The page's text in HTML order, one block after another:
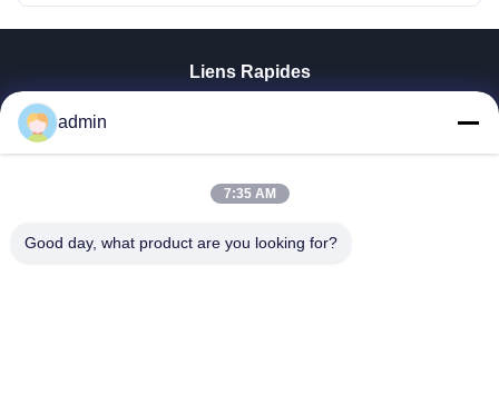
Liens Rapides
A Propos De Nous
Contrôle De La Qualité
admin
7:35 AM
Good day, what product are you looking for?